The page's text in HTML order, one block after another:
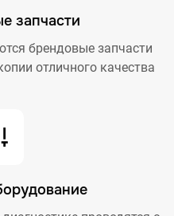
запчасти
брендовые запчасти
отличного качества